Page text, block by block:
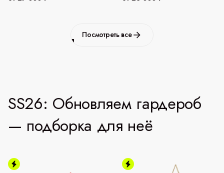
Посмотреть все
SS26: Обновляем гардероб
— подборка для неё